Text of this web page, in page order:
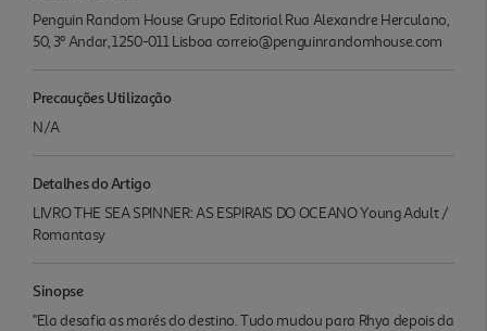
Penguin Random House Grupo Editorial Rua Alexandre Herculano,
50, 3º Andar, 1250-011 Lisboa correio@penguinrandomhouse.com
Precauções Utilização
N/A
Detalhes do Artigo
LIVRO THE SEA SPINNER: AS ESPIRAIS DO OCEANO Young Adult /
Romantasy
Sinopse
"Ela desafia as marés do destino. Tudo mudou para Rhya depois da